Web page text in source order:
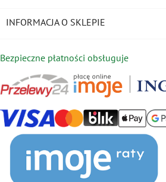
INFORMACJA O SKLEPIE
Bezpieczne płatności obsługuje